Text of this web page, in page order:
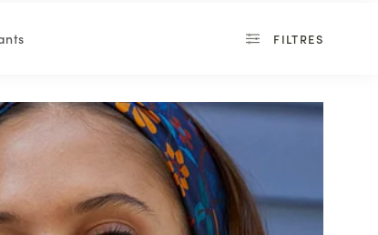
FILTRES